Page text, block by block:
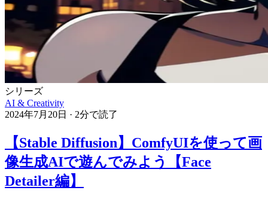
シリーズ
AI & Creativity
2024年7月20日 · 2分で読了
【Stable Diffusion】ComfyUIを使って画
像生成AIで遊んでみよう【Face
Detailer編】